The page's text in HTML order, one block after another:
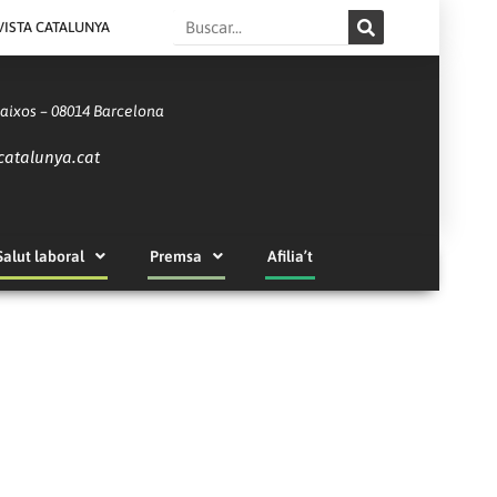
CATALUNYA Search
– 08014 Barcelona
laboral Premsa Afilia’t